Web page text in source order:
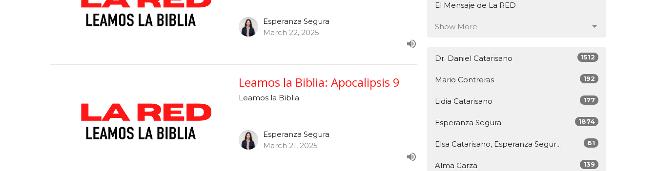
Esperanza Segura
March 22, 2025
Leamos la Biblia: Apocalipsis 9
Leamos la Biblia
Esperanza Segura
March 21, 2025
El Mensaje de La RED
Show More
Dr. Daniel Catarisano 1512
Mario Contreras 192
Lidia Catarisano 177
Esperanza Segura 1874
Elsa Catarisano, Esperanza Segur... 61
Alma Garza 139